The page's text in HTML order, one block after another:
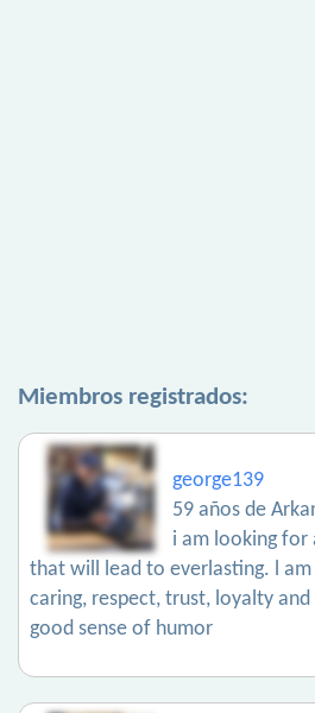
Miembros registrados:
george139
59 años de
i am looking for
that will lead to everlasting. l am
caring, respect, trust, loyalty
good sense of humor